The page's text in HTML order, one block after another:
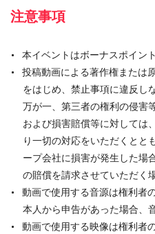
注意事項
本イベントはボーナスポイン
投稿動画による著作権または
をはじめ、禁止事項に違反し
万が一、第三者の権利の侵害
および損害賠償等に対しては
り一切の対応をいただくと
ープ会社に損害が発生した場
の賠償を請求させていただく
動画で使用する音源は権利者
本人から申告があった場合、
動画で使用する映像は権利者